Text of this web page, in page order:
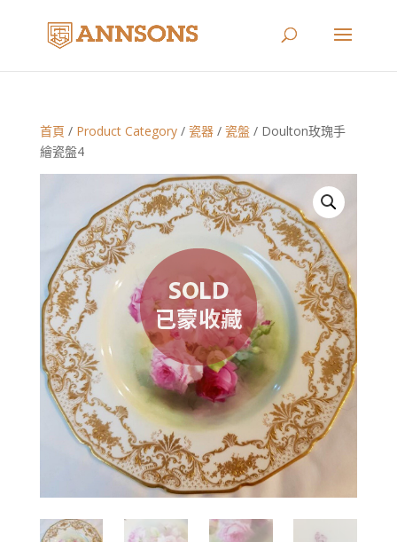
首頁 / Product Category/ 瓷器/ 瓷盤/ Doulton玫瑰手
繪瓷盤4